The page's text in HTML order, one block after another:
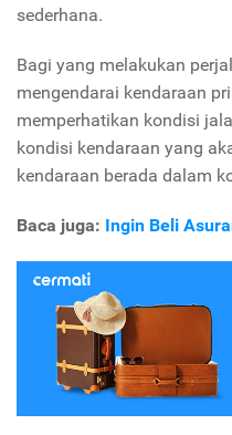
sederhana.
Bagi yang melakukan
mengendarai kendaraan
memperhatikan kondisi
kondisi kendaraan yang
kendaraan berada dalam
Baca juga: Ingin Beli